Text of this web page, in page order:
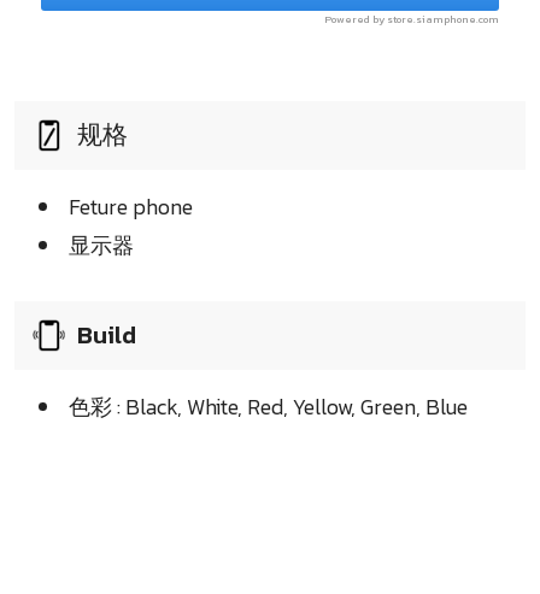
Powered by store.siamphone.com
规格
Feture phone
显示器
Build
色彩 : Black, White, Red, Yellow, Green, Blue